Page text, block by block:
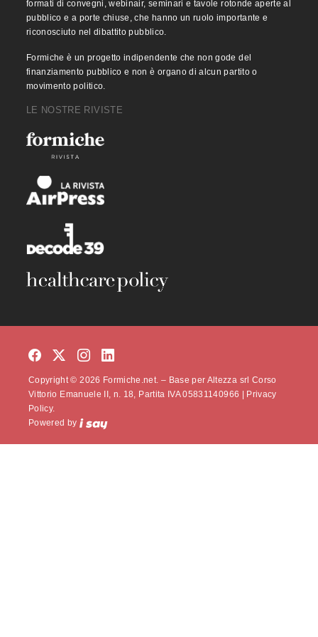
formati di convegni, webinair, seminari e tavole rotonde aperte al
pubblico e a porte chiuse, che hanno un ruolo importante e
riconosciuto nel dibattito pubblico.
Formiche è un progetto indipendente che non gode del
finanziamento pubblico e non è organo di alcun partito o
movimento politico.
LE NOSTRE RIVISTE
Copyright © 2026 Formiche.net. – Base per Altezza srl Corso
Vittorio Emanuele II, n. 18, Partita IVA 05831140966 |
Privacy
Policy.
Powered by